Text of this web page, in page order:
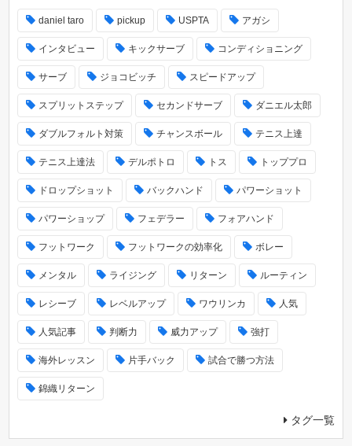
daniel taro pickup USPTA アガシ
インタビュー キックサーブ コンディショニング
サーブ ジョコビッチ スピードアップ
スプリットステップ セカンドサーブ ダニエル太郎
ダブルフォルト対策 チャンスボール テニス上達
テニス上達法 デルポトロ トス トッププロ
ドロップショット バックハンド パワーショット
パワーショップ フェデラー フォアハンド
フットワーク フットワークの効率化 ボレー
メンタル ライジング リターン ルーティン
レシーブ レベルアップ ワウリンカ 人気
人気記事 判断力 威力アップ 強打
海外レッスン 片手バック 試合で勝つ方法
錦織リターン
タグ一覧